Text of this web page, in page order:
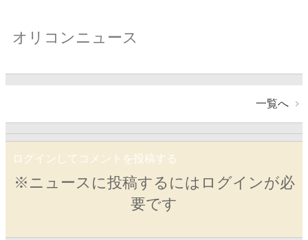
オリコンニュース
一覧へ
ログインしてコメントを投稿する
※ニュースに投稿するにはログインが必
要です